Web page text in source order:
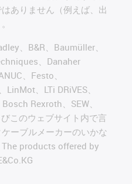
ありません（例えば、出
、B&R、Baumüller、
、Danaher
、Festo、
、LTi DRiVES、
Rexroth、SEW、
このウェブサイト内で言
ーブルメーカーのいかな
The products offered by